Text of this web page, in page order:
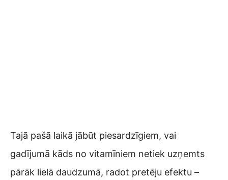
Tajā pašā laikā jābūt piesardzīgiem, vai
gadījumā kāds no vitamīniem netiek uzņemts
pārāk lielā daudzumā, radot pretēju efektu –